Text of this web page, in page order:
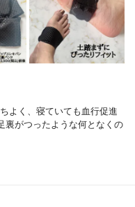
よく、寝ていても血行促進
裏がつったような何となくの